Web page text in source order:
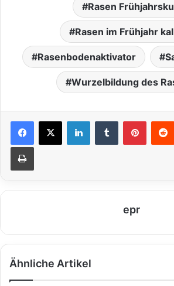
Rasen
Rasen im Frühjahr
Rasenbodenaktivator
Wurzelbildung des
epr
Ähnliche Artikel